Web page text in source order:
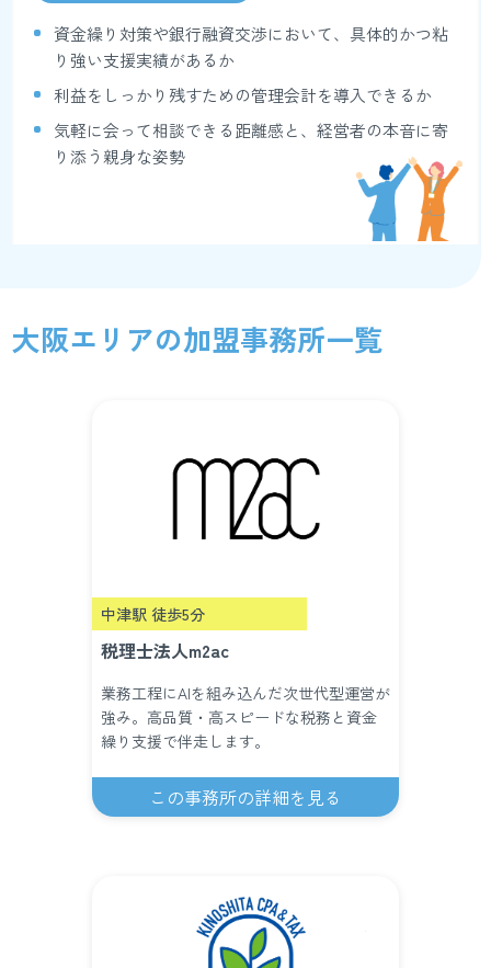
資金繰り対策や銀行融資交渉において、具体的かつ粘
り強い支援実績があるか
利益をしっかり残すための管理会計を導入できるか
気軽に会って相談できる距離感と、経営者の本音に寄
り添う親身な姿勢
大阪エリアの加盟事務所一覧
中津駅 徒歩5分
税理士法人m2ac
業務工程にAIを組み込んだ次世代型運営が
強み。高品質・高スピードな税務と資金
繰り支援で伴走します。
この事務所の詳細を見る